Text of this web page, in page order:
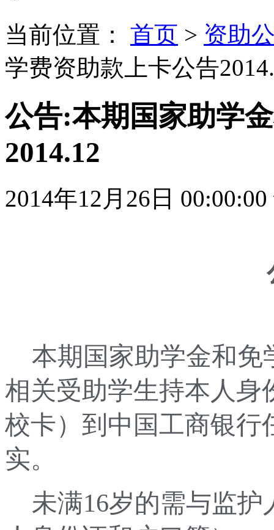
当前位置： 首页 > 资助
学费资助款上卡公告
公告:本期国家助学
2014.12
2014年12月26日 00:00:00
本期国家助学金和免
相关受助学生持本人身
校卡）到中国工商银行
实。
未满16岁的需与监护